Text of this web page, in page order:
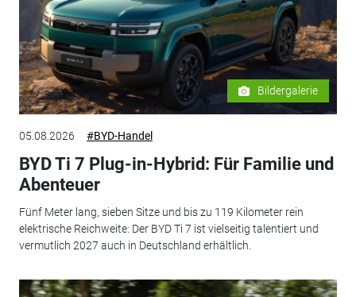
Bildergalerie
05.08.2026 #BYD-Handel
BYD Ti 7 Plug-in-Hybrid: Für Familie und
Abenteuer
Fünf Meter lang, sieben Sitze und bis zu 119 Kilometer rein
elektrische Reichweite: Der BYD Ti 7 ist vielseitig talentiert und
vermutlich 2027 auch in Deutschland erhältlich.